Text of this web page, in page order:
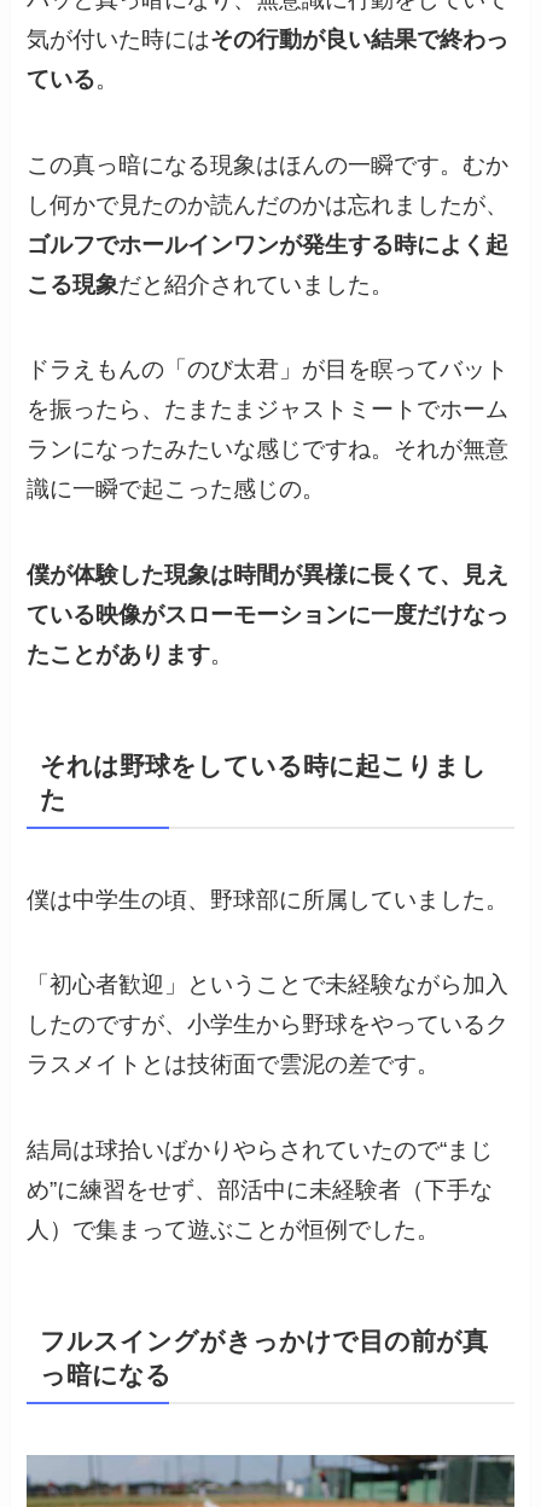
気が付いた時にはその行動が良い結果で終わっ
ている。
この真っ暗になる現象はほんの一瞬です。むか
し何かで見たのか読んだのかは忘れましたが、
ゴルフでホールインワンが発生する時によく起
こる現象だと紹介されていました。
ドラえもんの「のび太君」が目を瞑ってバット
を振ったら、たまたまジャストミートでホーム
ランになったみたいな感じですね。それが無意
識に一瞬で起こった感じの。
僕が体験した現象は時間が異様に長くて、見え
ている映像がスローモーションに一度だけなっ
たことがあります。
それは野球をしている時に起こりまし
た
僕は中学生の頃、野球部に所属していました。
「初心者歓迎」ということで未経験ながら加入
したのですが、小学生から野球をやっているク
ラスメイトとは技術面で雲泥の差です。
結局は球拾いばかりやらされていたので“まじ
め”に練習をせず、部活中に未経験者（下手な
人）で集まって遊ぶことが恒例でした。
フルスイングがきっかけで目の前が真
っ暗になる